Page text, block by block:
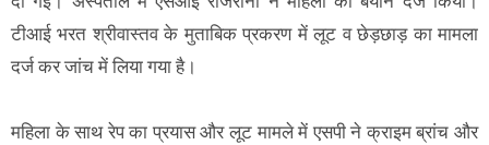
टीआई भरत श्रीवास्तव के मुताबिक प्रकरण में लूट व छेड़छाड़ का मामला
दर्ज कर जांच में लिया गया है।
महिला के साथ रेप का प्रयास और लूट मामले में एसपी ने क्राइम ब्रांच और